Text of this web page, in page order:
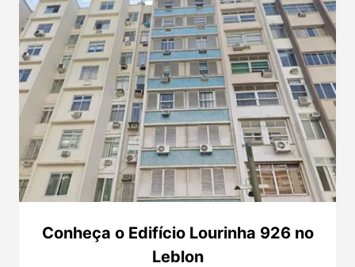
Conheça o Edifício Lourinha 926 no
Leblon